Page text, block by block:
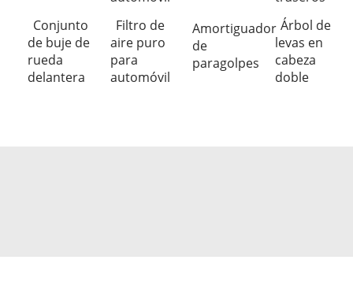
Conjunto
de buje de
rueda
delantera
Filtro de
aire puro
para
automóvil
Amortiguador
de
paragolpes
Árbol de
levas en
cabeza
doble